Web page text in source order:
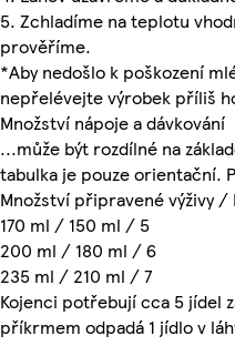
5. Zchladíme na teplotu
prověříme.
*Aby nedošlo k poškození
nepřelévejte výrobek příliš
Množství nápoje a dávkování
...může být rozdílné na
tabulka je pouze orientační.
Množství připravené výživy
170 ml / 150 ml / 5
200 ml / 180 ml / 6
235 ml / 210 ml / 7
Kojenci potřebují cca 5 jídel
příkrmem odpadá 1 jídlo v